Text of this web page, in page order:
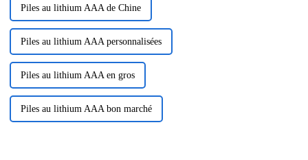
Piles au lithium AAA de Chine
Piles au lithium AAA personnalisées
Piles au lithium AAA en gros
Piles au lithium AAA bon marché